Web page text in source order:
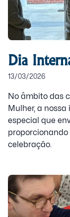
Dia
13/03/2026
No âmbito das
Mulher, a
especial que
celebração.